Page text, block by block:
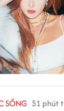
SỐNG 51 phút